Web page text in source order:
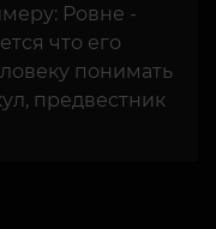
Ровне -
что его
понимать
предвестник